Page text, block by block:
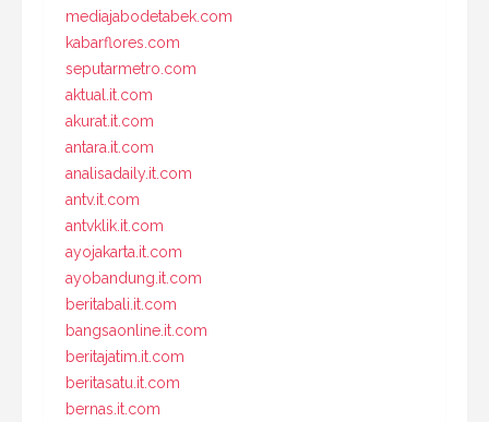
mediajabodetabek.com
kabarflores.com
seputarmetro.com
aktual.it.com
akurat.it.com
antara.it.com
analisadaily.it.com
antv.it.com
antvklik.it.com
ayojakarta.it.com
ayobandung.it.com
beritabali.it.com
bangsaonline.it.com
beritajatim.it.com
beritasatu.it.com
bernas.it.com